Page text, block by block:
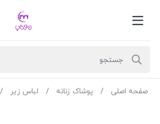
صفحه اصلی پوشاک زنانه لباس زیر